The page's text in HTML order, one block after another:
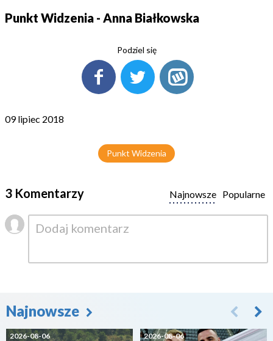
Punkt Widzenia - Anna Białkowska
Podziel się
09 lipiec 2018
Punkt Widzenia
3 Komentarzy Popularne
Najnowsze
Najnowsze
2026-08-06 2026-08-06